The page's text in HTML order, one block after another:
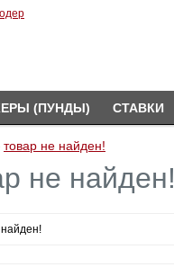
(ПУНДЫ) СТАВКИ
товар не найден!
не найден!